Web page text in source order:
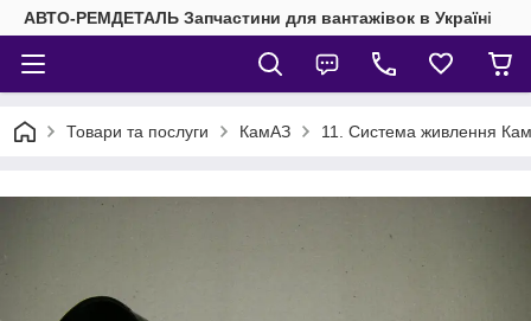
АВТО-РЕМДЕТАЛЬ Запчастини для вантажівок в Україні
Товари та послуги КамАЗ 11. Система живлення